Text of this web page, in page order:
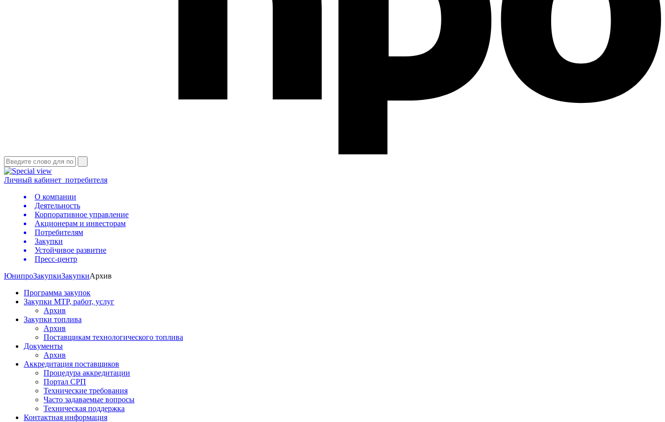
Личный кабинет потребителя
О компании
Деятельность
Корпоративное управление
Акционерам и инвесторам
Потребителям
Закупки
Устойчивое развитие
Пресс-центр
ЮнипроЗакупкиЗакупкиАрхив
Программа закупок
Закупки МТР, работ, услуг
Архив
Закупки топлива
Архив
Поставщикам технологического топлива
Документы
Архив
Аккредитация поставщиков
Процедура аккредитации
Портал СРП
Технические требования
Часто задаваемые вопросы
Техническая поддержка
Контактная информация